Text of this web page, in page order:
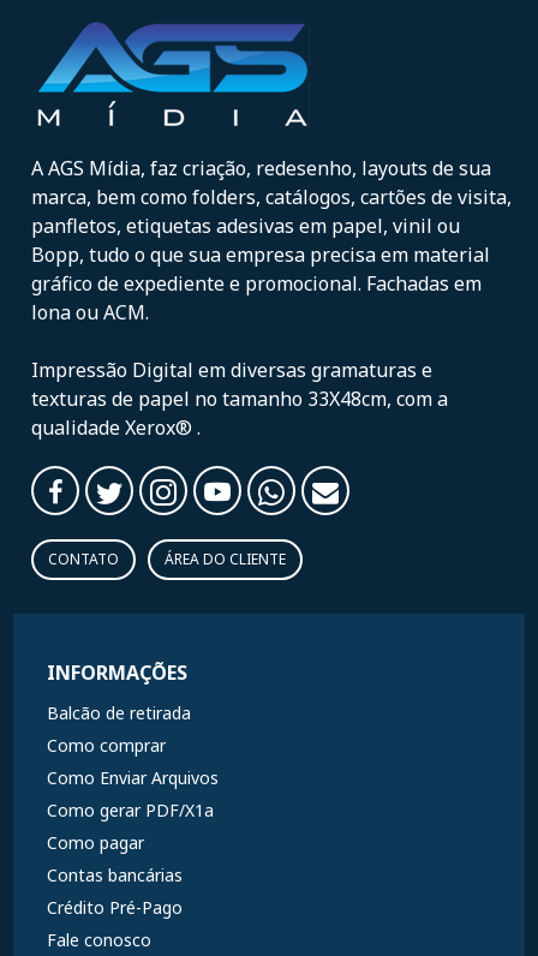
A AGS Mídia, faz criação, redesenho, layouts de sua
marca, bem como folders, catálogos, cartões de visita,
panfletos, etiquetas adesivas em papel, vinil ou
Bopp, tudo o que sua empresa precisa em material
gráfico de expediente e promocional. Fachadas em
lona ou ACM.
Impressão Digital em diversas gramaturas e
texturas de papel no tamanho 33X48cm, com a
qualidade Xerox® .
CONTATO ÁREA DO CLIENTE
INFORMAÇÕES
Balcão de retirada
Como comprar
Como Enviar Arquivos
Como gerar PDF/X1a
Como pagar
Contas bancárias
Crédito Pré-Pago
Fale conosco